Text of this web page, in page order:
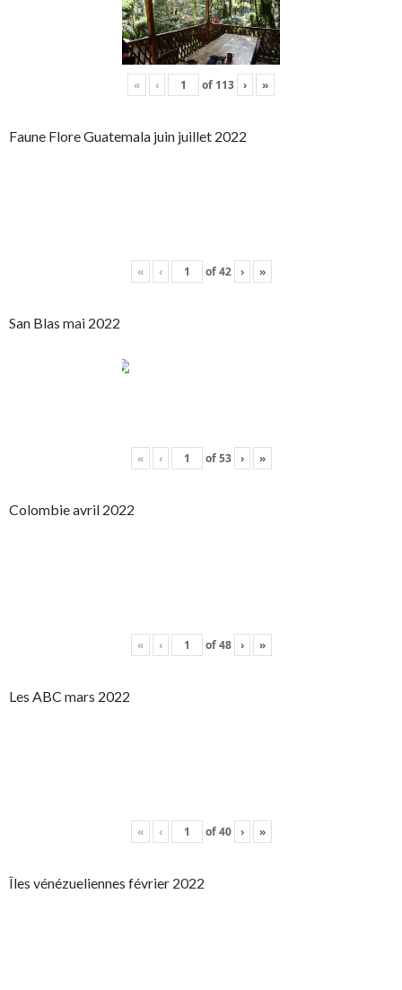
« ‹ of 113 › »
Faune Flore Guatemala juin juillet 2022
« ‹ of42 › »
San Blas mai 2022
« ‹ of53 › »
Colombie avril 2022
« ‹ of48 › »
Les ABC mars 2022
« ‹ of40 › »
Îles vénézueliennes février 2022